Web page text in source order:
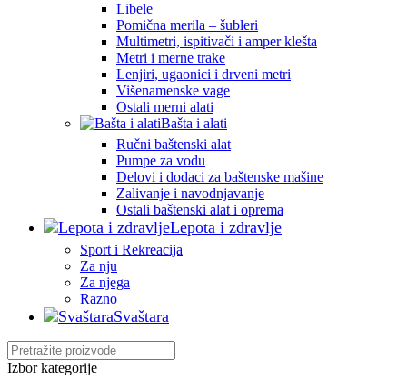
Libele
Pomična merila – šubleri
Multimetri, ispitivači i amper klešta
Metri i merne trake
Lenjiri, ugaonici i drveni metri
Višenamenske vage
Ostali merni alati
Bašta i alati
Ručni baštenski alat
Pumpe za vodu
Delovi i dodaci za baštenske mašine
Zalivanje i navodnjavanje
Ostali baštenski alat i oprema
Lepota i zdravlje
Sport i Rekreacija
Za nju
Za njega
Razno
Svaštara
Izbor kategorije